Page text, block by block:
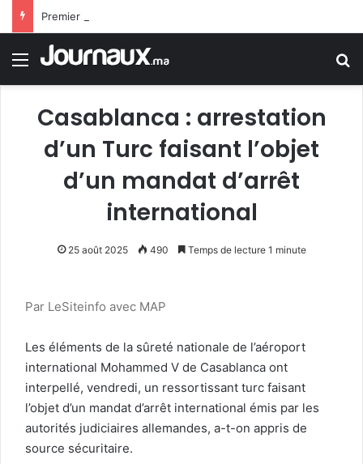
Menu
Casablanca : arrestation
d’un Turc faisant l’objet
d’un mandat d’arrêt
international
25 août 2025 490 Temps de lecture 1 minute
Par LeSiteinfo avec MAP
Les éléments de la sûreté nationale de l’aéroport
international Mohammed V de Casablanca ont
interpellé, vendredi, un ressortissant turc faisant
l’objet d’un mandat d’arrêt international émis par les
autorités judiciaires allemandes, a-t-on appris de
source sécuritaire.